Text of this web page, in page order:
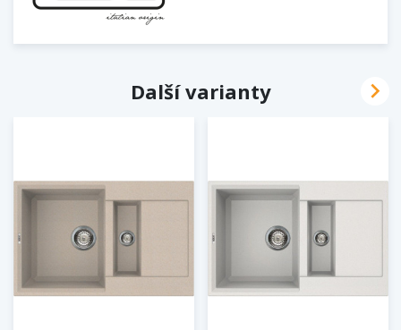
Další varianty 